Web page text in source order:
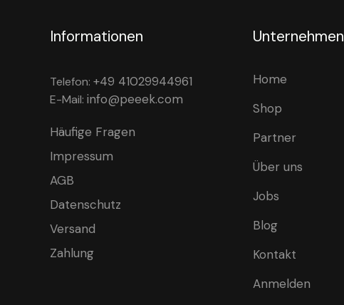
Informationen
Telefon: +49 41029944961
E-Mail: info@peeek.com
Häufige Fragen
Impressum
AGB
Datenschutz
Versand
Zahlung
Unternehmen
Home
Shop
Partner
Über uns
Jobs
Blog
Kontakt
Anmelden